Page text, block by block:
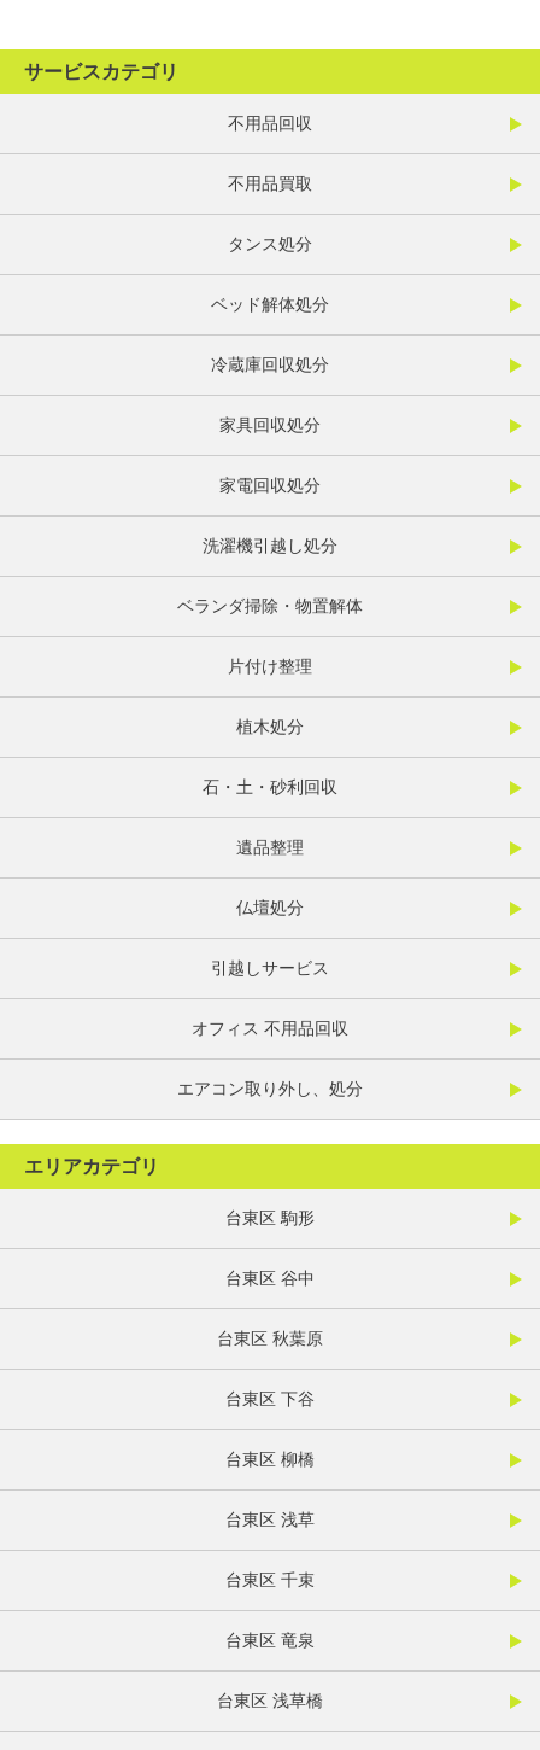
サービスカテゴリ
不用品回収
不用品買取
タンス処分
ベッド解体処分
冷蔵庫回収処分
家具回収処分
家電回収処分
洗濯機引越し処分
ベランダ掃除・物置解体
片付け整理
植木処分
石・土・砂利回収
遺品整理
仏壇処分
引越しサービス
オフィス 不用品回収
エアコン取り外し、処分
エリアカテゴリ
台東区 駒形
台東区 谷中
台東区 秋葉原
台東区 下谷
台東区 柳橋
台東区 浅草
台東区 千束
台東区 竜泉
台東区 浅草橋